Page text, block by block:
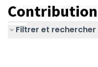
Filtrer et rechercher